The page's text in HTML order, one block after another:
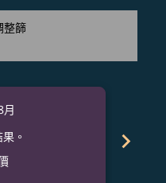
整篩
月
。
chevron_right